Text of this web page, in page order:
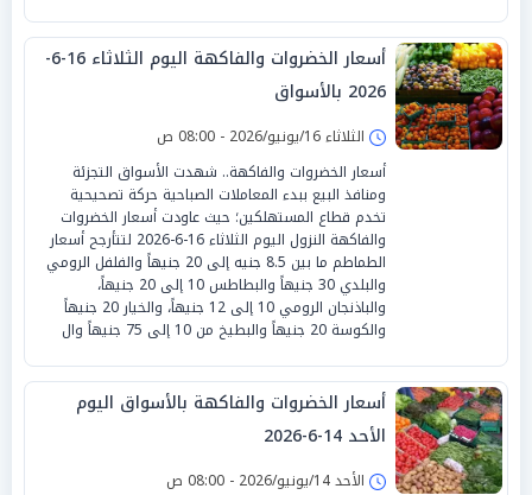
أسعار الخضروات والفاكهة اليوم الثلاثاء 16-6-
2026 بالأسواق
الثلاثاء 16/يونيو/2026 - 08:00 ص
أسعار الخضروات والفاكهة.. شهدت الأسواق التجزئة
ومنافذ البيع ببدء المعاملات الصباحية حركة تصحيحية
تخدم قطاع المستهلكين؛ حيث عاودت أسعار الخضروات
والفاكهة النزول اليوم الثلاثاء 16-6-2026 لتتأرجح أسعار
الطماطم ما بين 8.5 جنيه إلى 20 جنيهاً والفلفل الرومي
والبلدي 30 جنيهاً والبطاطس 10 إلى 20 جنيهاً،
والباذنجان الرومي 10 إلى 12 جنيهاً، والخيار 20 جنيهاً
والكوسة 20 جنيهاً والبطيخ من 10 إلى 75 جنيهاً وال
أسعار الخضروات والفاكهة بالأسواق اليوم
الأحد 14-6-2026
الأحد 14/يونيو/2026 - 08:00 ص